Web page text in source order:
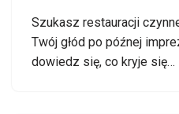
Szukasz restauracji
Twój głód po późnej
dowiedz się, co kryje się…